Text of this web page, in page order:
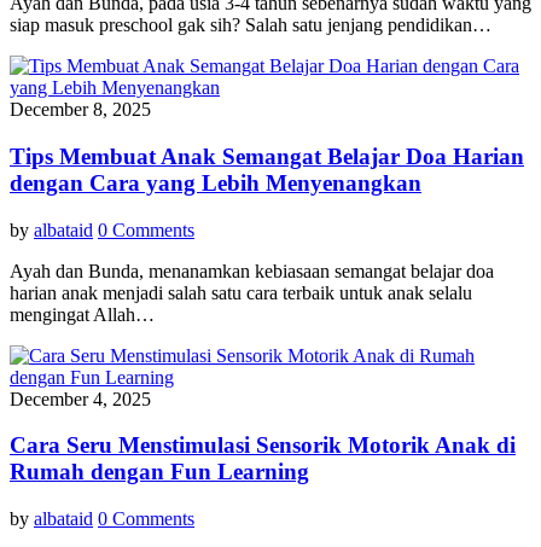
siap masuk preschool gak sih? Salah satu jenjang pendidikan…
December 8, 2025
Tips Membuat Anak Semangat Belajar Doa Harian
dengan Cara yang Lebih Menyenangkan
by albataid 0 Comments
Ayah dan Bunda, menanamkan kebiasaan semangat belajar doa
harian anak menjadi salah satu cara terbaik untuk anak selalu
mengingat Allah…
December 4, 2025
Cara Seru Menstimulasi Sensorik Motorik Anak di
Rumah dengan Fun Learning
by albataid 0 Comments